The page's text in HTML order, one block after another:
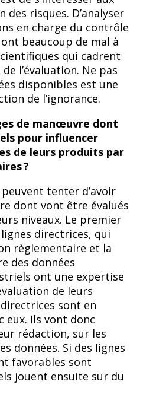
des risques. D’analyser
en charge du contrôle
beaucoup de mal à
qui cadrent
l’évaluation. Ne pas
disponibles est une
de l’ignorance.
de manœuvre dont
pour influencer
de leurs produits par
?
tenter d’avoir
dont vont être évalués
niveaux. Le premier
directrices, qui
règlementaire et la
des données
ont une expertise
de leurs
sont en
eux. Ils vont donc
rédaction, sur les
données. Si des lignes
favorables sont
jouent ensuite sur du